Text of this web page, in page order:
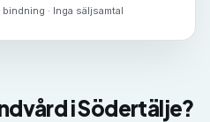
· Inga säljsamtal
i Södertälje?